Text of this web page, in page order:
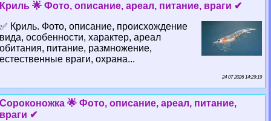
Криль 🌟 Фото, описание, ареал, питание, враги ✔
✅ Криль. Фото, описание, происхождение
вида, особенности, хаpaктер, ареал
обитания, питание, размножение,
естественные враги, охрана...
24 07 2026 14:29:19
Сороконожка 🌟 Фото, описание, ареал, питание,
враги ✔